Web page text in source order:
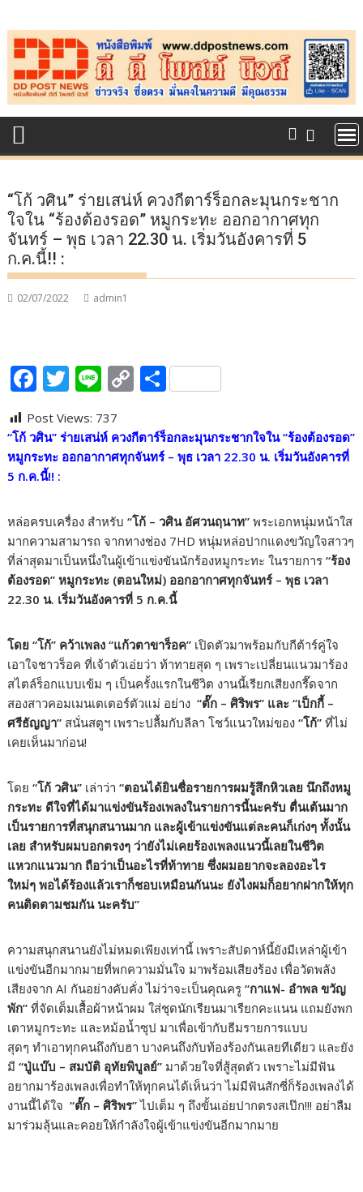
to
content
“โก้ วศิน” ร่ายเสน่ห์ ควงกีตาร์ร็อกละมุนกระชาก
ใจใน “ร้องต้องรอด” หมูกระทะ ออกอากาศทุก
จันทร์ – พุธ เวลา 22.30 น. เริ่มวันอังคารที่ 5
ก.ค.นี้!! :
02/07/2022 admin1
F
e
b
o
k
T
itt
er
Li
e
C
p
y
n
k
S
ar
e
Post Views: 737
“โก้ วศิน” ร่ายเสน่ห์ ควงกีตาร์ร็อกละมุนกระชากใจใน “ร้องต้องรอด”
หมูกระทะ ออกอากาศทุกจันทร์ – พุธ เวลา 22.30 น. เริ่มวันอังคารที่
5 ก.ค.นี้!! :
หล่อครบเครื่อง สำหรับ“โก้ – วศิน อัศวนฤนาท” พระเอกหนุ่มหน้าใส
มากความสามารถ จากทางช่อง 7HD หนุ่มหล่อปากแดงขวัญใจสาวๆ
ที่ล่าสุดมาเป็นหนึ่งในผู้เข้าแข่งขันนักร้องหมูกระทะ ในรายการ“ร้อง
ต้องรอด” หมูกระทะ (ตอนใหม่) ออกอากาศทุกจันทร์ – พุธ เวลา
22.30 น. เริ่มวันอังคารที่ 5 ก.ค.นี้
โดย “โก้” คว้าเพลง “แก้วตาขาร็อค” เปิดตัวมาพร้อมกับกีต้าร์คู่ใจ
เอาใจชาวร็อค ที่เจ้าตัวเอ่ยว่า ท้าทายสุด ๆ เพราะเปลี่ยนแนวมาร้อง
สไตล์ร็อกแบบเข้ม ๆ เป็นครั้งแรกในชีวิต งานนี้เรียกเสียงกรี๊ดจาก
สองสาวคอมเมนเตเตอร์ตัวแม่ อย่าง“ตั๊ก – ศิริพร” และ “เป็กกี้ –
ศรีธัญญา” สนั่นสตูฯ เพราะปลื้มกับลีลา โชว์แนวใหม่ของ“โก้”ที่ไม่
เคยเห็นมาก่อน!
โดย“โก้ วศิน” เล่าว่า“ตอนได้ยินชื่อรายการผมรู้สึกหิวเลย นึกถึงหมู
กระทะ ดีใจที่ได้มาแข่งขันร้องเพลงในรายการนี้นะครับ ตื่นเต้นมาก
เป็นรายการที่สนุกสนานมาก และผู้เข้าแข่งขันแต่ละคนก็เก่งๆ ทั้งนั้น
เลย สำหรับผมบอกตรงๆ ว่ายังไม่เคยร้องเพลงแนวนี้เลยในชีวิต
แหวกแนวมาก ถือว่าเป็นอะไรที่ท้าทาย ซึ่งผมอยากจะลองอะไร
ใหม่ๆ พอได้ร้องแล้วเราก็ชอบเหมือนกันนะ ยังไงผมก็อยากฝากให้ทุก
คนติดตามชมกัน นะครับ”
ความสนุกสนานยังไม่หมดเพียงเท่านี้ เพราะสัปดาห์นี้ยังมีเหล่าผู้เข้า
แข่งขันอีกมากมายที่พกความมั่นใจ มาพร้อมเสียงร้อง เพื่อวัดพลัง
เสียงจาก AI กันอย่างคับคั่ง ไม่ว่าจะเป็นคุณครู“กาแฟ- อำพล ขวัญ
พัก” ที่จัดเต็มเสื้อผ้าหน้าผม ใส่ชุดนักเรียนมาเรียกคะแนน แถมยังพก
เตาหมูกระทะ และหม้อน้ำซุป มาเพื่อเข้ากับธีมรายการแบบ
สุดๆ ทำเอาทุกคนถึงกับฮา บางคนถึงกับท้องร้องกันเลยทีเดียว และยัง
มี“ปู่แบ๊บ – สมบัติ อุทัยพิบูลย์” มาด้วยใจที่สู้สุดตัว เพราะไม่มีฟัน
อยากมาร้องเพลงเพื่อทำให้ทุกคนได้เห็นว่า ไม่มีฟันสักซี่ก็ร้องเพลงได้
งานนี้ได้ใจ“ตั๊ก – ศิริพร”ไปเต็ม ๆ ถึงขั้นเอ่ยปากตรงสเป๊ก!!! อย่าลืม
มาร่วมลุ้นและคอยให้กำลังใจผู้เข้าแข่งขันอีกมากมาย